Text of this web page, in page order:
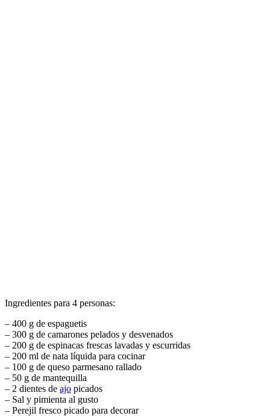
Ingredientes para 4 personas:
– 400 g de espaguetis
– 300 g de camarones pelados y desvenados
– 200 g de espinacas frescas lavadas y escurridas
– 200 ml de nata líquida para cocinar
– 100 g de queso parmesano rallado
– 50 g de mantequilla
– 2 dientes de ajo picados
– Sal y pimienta al gusto
– Perejil fresco picado para decorar